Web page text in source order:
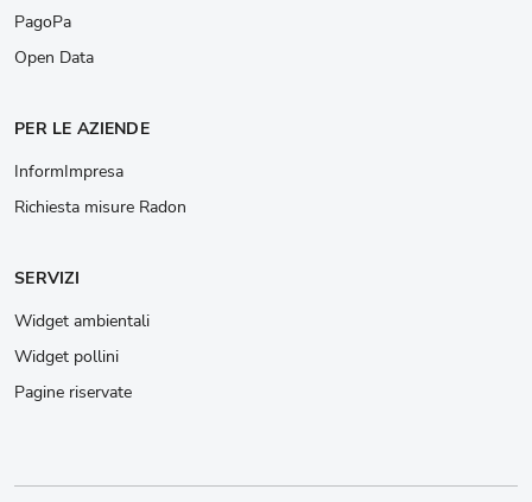
PagoPa
Open Data
PER LE AZIENDE
InformImpresa
Richiesta misure Radon
SERVIZI
Widget ambientali
Widget pollini
Pagine riservate